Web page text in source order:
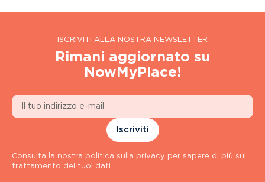
ISCRIVITI ALLA NOSTRA NEWSLETTER
Rimani aggiornato su
NowMyPlace!
Iscriviti
Consulta la nostra politica sulla privacy per sapere di più sul
trattamento dei tuoi dati.